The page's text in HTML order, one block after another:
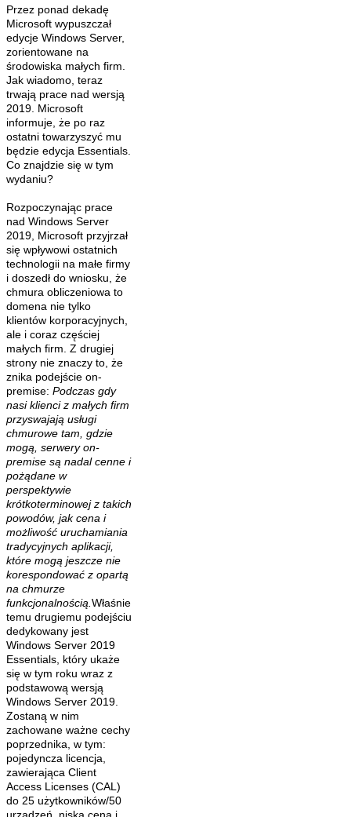
Przez ponad dekadę
Microsoft wypuszczał
edycje Windows Server,
zorientowane na
środowiska małych firm.
Jak wiadomo, teraz
trwają prace nad wersją
2019. Microsoft
informuje, że po raz
ostatni towarzyszyć mu
będzie edycja Essentials.
Co znajdzie się w tym
wydaniu?
Rozpoczynając prace
nad Windows Server
2019, Microsoft przyjrzał
się wpływowi ostatnich
technologii na małe firmy
i doszedł do wniosku, że
chmura obliczeniowa to
domena nie tylko
klientów korporacyjnych,
ale i coraz częściej
małych firm. Z drugiej
strony nie znaczy to, że
znika podejście on-
premise: Podczas gdy
nasi klienci z małych firm
przyswajają usługi
chmurowe tam, gdzie
mogą, serwery on-
premise są nadal cenne i
pożądane w
perspektywie
krótkoterminowej z takich
powodów, jak cena i
możliwość uruchamiania
tradycyjnych aplikacji,
które mogą jeszcze nie
korespondować z opartą
na chmurze
funkcjonalnością. Właśnie
temu drugiemu podejściu
dedykowany jest
Windows Server 2019
Essentials, który ukaże
się w tym roku wraz z
podstawową wersją
Windows Server 2019.
Zostaną w nim
zachowane ważne cechy
poprzednika, w tym:
pojedyncza licencja,
zawierająca Client
Access Licenses (CAL)
do 25 użytkowników/50